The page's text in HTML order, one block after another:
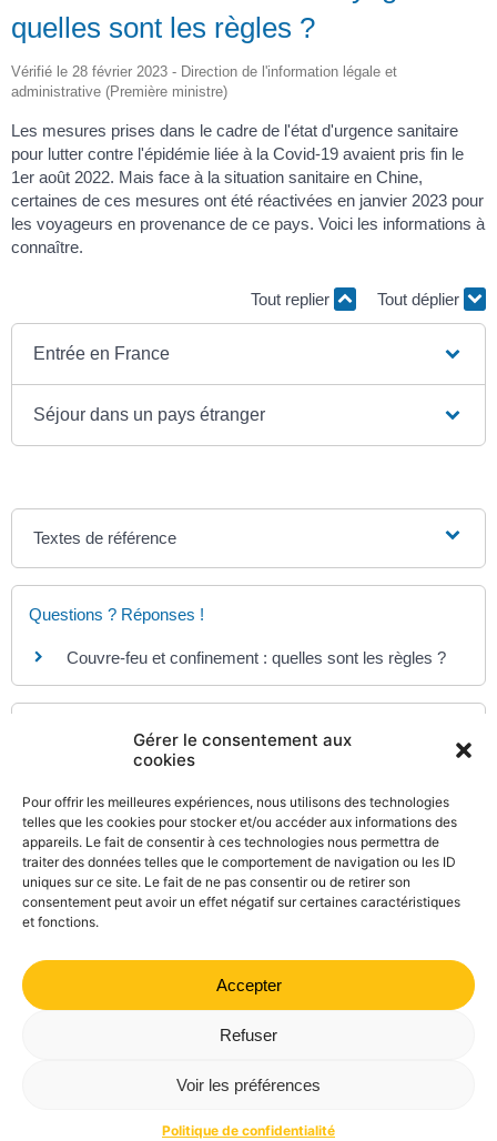
Gérer le consentement aux
cookies
Pour offrir les meilleures expériences, nous utilisons des technologies
telles que les cookies pour stocker et/ou accéder aux informations des
appareils. Le fait de consentir à ces technologies nous permettra de
traiter des données telles que le comportement de navigation ou les ID
uniques sur ce site. Le fait de ne pas consentir ou de retirer son
consentement peut avoir un effet négatif sur certaines caractéristiques
et fonctions.
Accepter
Refuser
Voir les préférences
Politique de confidentialité
quelles sont les règles ?
Vérifié le 28 février 2023 - Direction de l'information légale et
administrative (Première ministre)
Les mesures prises dans le cadre de l'état d'urgence sanitaire
pour lutter contre l'épidémie liée à la Covid-19 avaient pris fin le
1er août 2022. Mais face à la situation sanitaire en Chine,
certaines de ces mesures ont été réactivées en janvier 2023 pour
les voyageurs en provenance de ce pays. Voici les informations à
connaître.
Tout replier Tout déplier
Entrée en France
Séjour dans un pays étranger
Textes de référence
Questions ? Réponses !
Couvre-feu et confinement : quelles sont les règles ?
Pour en savoir plus
l'étranger
Ministère chargé de l'intérieur
Règles de voyages depuis et vers l'étranger
Ministère chargé de l'intérieur
© Direction de l'information légale et administrative
comarquage developpé par
21 40 70
Politique de confidentialité
Mentions légales